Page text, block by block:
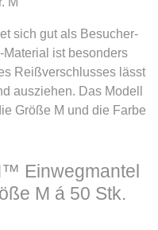
sich gut als Besucher-
ist besonders
Reißverschlusses lässt
ausziehen. Das Modell
Größe M und die Farbe
Einwegmantel
M á 50 Stk.